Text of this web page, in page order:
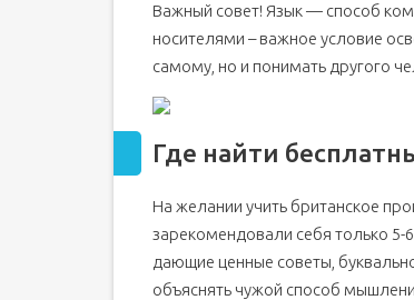
Важный совет! Язык — способ
носителями – важное условие
самому, но и понимать другого
Где найти
На желании учить британское
зарекомендовали себя только 5-
дающие ценные советы,
объяснять чужой способ